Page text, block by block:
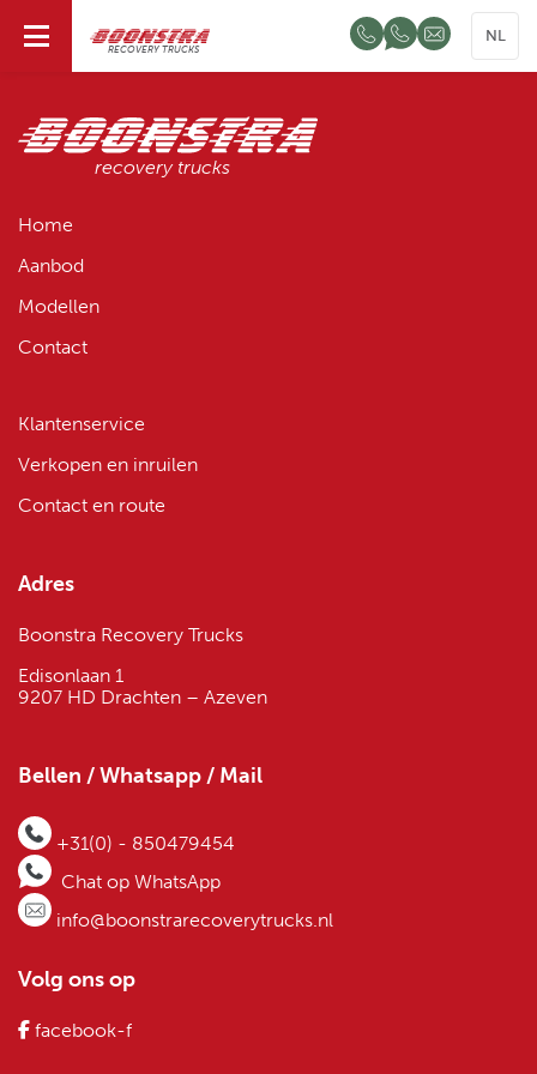
RECOVERY TRUCKS
NL
recovery trucks
Home
Aanbod
Modellen
Contact
Klantenservice
Verkopen en inruilen
Contact en route
Adres
Boonstra Recovery Trucks
Edisonlaan 1
9207 HD Drachten – Azeven
Bellen / Whatsapp / Mail
+31(0) - 850479454
Chat op WhatsApp
info@boonstrarecoverytrucks.nl
Volg ons op
facebook-f